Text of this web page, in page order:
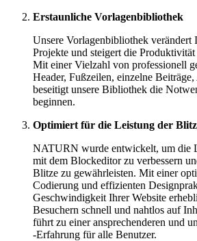
Erstaunliche Vorlagenbibliothek
Unsere Vorlagenbibliothek verändert
Projekte und steigert die
Mit einer Vielzahl von professionell
Header, Fußzeilen, einzelne
beseitigt unsere Bibliothek die
beginnen.
Optimiert für die Leistung der
NATURN wurde entwickelt, um die
mit dem Blockeditor zu verbessern
Blitze zu gewährleisten. Mit einer
Codierung und effizienten
Geschwindigkeit Ihrer Website
Besuchern schnell und nahtlos auf
führt zu einer ansprechenderen und
-Erfahrung für alle Benutzer.